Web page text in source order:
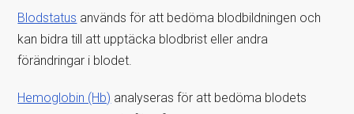
Blodstatus används för att bedöma blodbildningen och
kan bidra till att upptäcka blodbrist eller andra
förändringar i blodet.
Hemoglobin (Hb) analyseras för att bedöma blodets